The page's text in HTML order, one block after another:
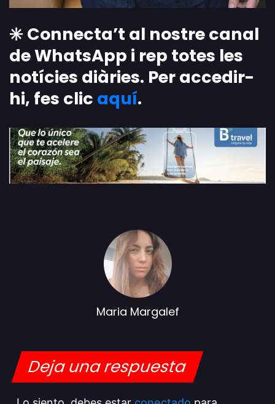
✳️ Connecta’t al nostre canal
de WhatsApp i rep totes les
notícies diàries. Per accedir-
hi, fes clic aquí.
Maria Margalef
Deja una respuesta